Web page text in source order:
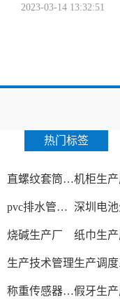
2023-03-14 13:32:51
热门标签
直螺纹套筒生产厂家机柜生
pvc排水管生产厂家
烧碱生产厂 纸巾生
生产技术管理生产调
称重传感器生产厂家假牙生